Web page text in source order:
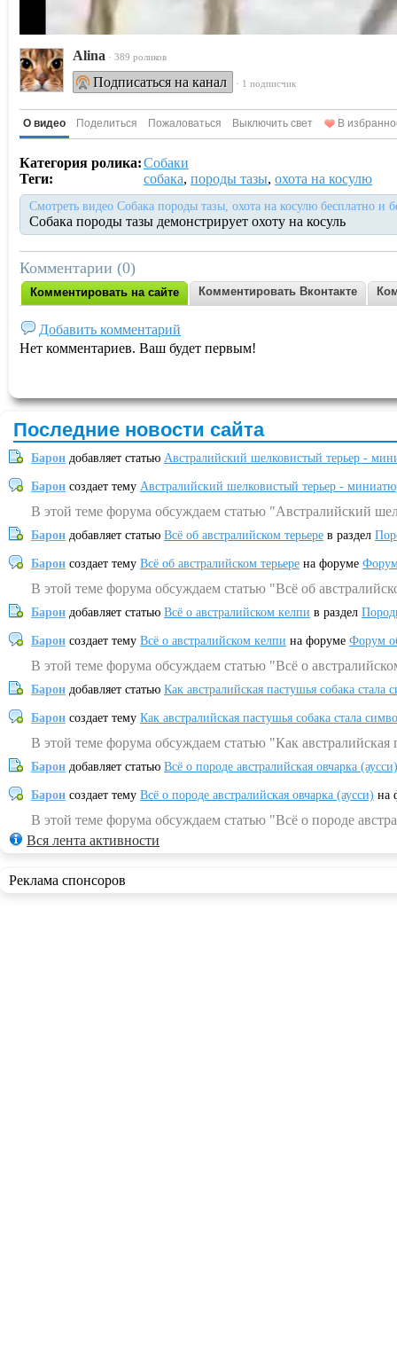
Alina · 389 роликов
Подписаться на канал · 1 подписчик
О видео Поделиться Пожаловаться Выключить свет В
Категория ролика:Собаки
Теги:
собака, породы тазы, охота на косулю
Смотреть видео Собака породы тазы, охота на косулю бесплатно и
Собака породы тазы демонстрирует охоту на косуль
Комментарии (0)
Комментировать на сайте Комментировать Вконтакте
Добавить комментарий
Нет комментариев. Ваш будет первым!
Последние новости сайта
Барон добавляет статью Австралийский шелковистый терьер -
Барон создает тему Австралийский шелковистый терьер -
В этой теме форума обсуждаем статью "Австралийский
Барон добавляет статью Всё об австралийском терьере в раздел
Барон создает тему Всё об австралийском терьере на форуме
В этой теме форума обсуждаем статью "Всё об
Барон добавляет статью Всё о австралийском келпи в раздел
Барон создает тему Всё о австралийском келпи на форуме Форум
В этой теме форума обсуждаем статью "Всё о
Барон добавляет статью Как австралийская пастушья собака
Барон создает тему Как австралийская пастушья собака стала
В этой теме форума обсуждаем статью "Как
Барон добавляет статью Всё о породе австралийская овчарка (аусси)
Барон создает тему Всё о породе австралийская овчарка (аусси) на
В этой теме форума обсуждаем статью "Всё о породе
Вся лента активности
Реклама спонсоров